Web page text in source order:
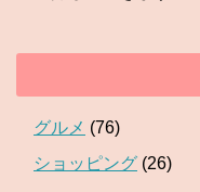
グルメ (76)
ショッピング (26)